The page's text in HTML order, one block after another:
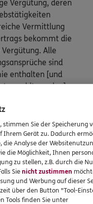
Vergütung, deren
Vermittlung
bekommt die
Vergütung. Alle
sind
enthalten [und
gezahlt werden].
zu meiner
als Verbraucher
Sie der Speicherung
Ihrem Gerät zu. Dadurch
die Analyse der
die Möglichkeit, Ihnen
zu stellen, z.B. durch die
Sienicht zustimmen
und Werbung auf dieser
über den Button "Tool-
Tools finden Sie unter